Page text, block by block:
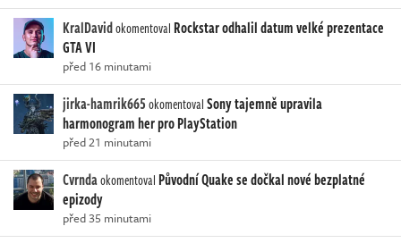
KralDavidokomentoval Rockstar odhalil datum velké prezentace
GTA VI
před 16 minutami
jirka-hamrik665okomentovalSony tajemně upravila
harmonogram her pro PlayStation
před 21 minutami
Cvrndaokomentoval Původní Quake se dočkal nové bezplatné
epizody
před 35 minutami